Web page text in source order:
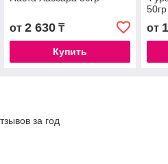
от 2 630₸
Купить
50гр
от
за год